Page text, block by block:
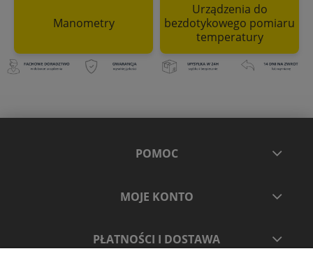
Manometry
Urządzenia do
bezdotykowego pomiaru
temperatury
POMOC
MOJE KONTO
PŁATNOŚCI I DOSTAWA